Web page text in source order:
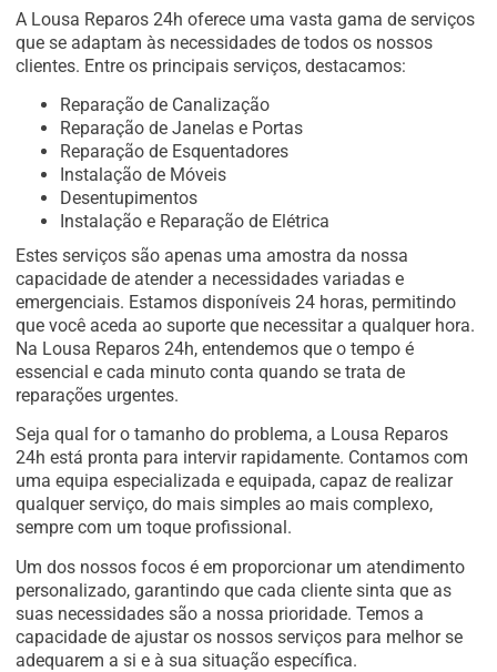
A Lousa Reparos 24h oferece uma vasta gama de serviços
que se adaptam às necessidades de todos os nossos
clientes. Entre os principais serviços, destacamos:
Reparação de Canalização
Reparação de Janelas e Portas
Reparação de Esquentadores
Instalação de Móveis
Desentupimentos
Instalação e Reparação de Elétrica
Estes serviços são apenas uma amostra da nossa
capacidade de atender a necessidades variadas e
emergenciais. Estamos disponíveis 24 horas, permitindo
que você aceda ao suporte que necessitar a qualquer hora.
Na Lousa Reparos 24h, entendemos que o tempo é
essencial e cada minuto conta quando se trata de
reparações urgentes.
Seja qual for o tamanho do problema, a Lousa Reparos
24h está pronta para intervir rapidamente. Contamos com
uma equipa especializada e equipada, capaz de realizar
qualquer serviço, do mais simples ao mais complexo,
sempre com um toque profissional.
Um dos nossos focos é em proporcionar um atendimento
personalizado, garantindo que cada cliente sinta que as
suas necessidades são a nossa prioridade. Temos a
capacidade de ajustar os nossos serviços para melhor se
adequarem a si e à sua situação específica.